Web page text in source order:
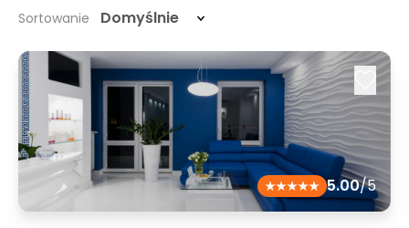
Sortowanie Domyślnie
5.00/5